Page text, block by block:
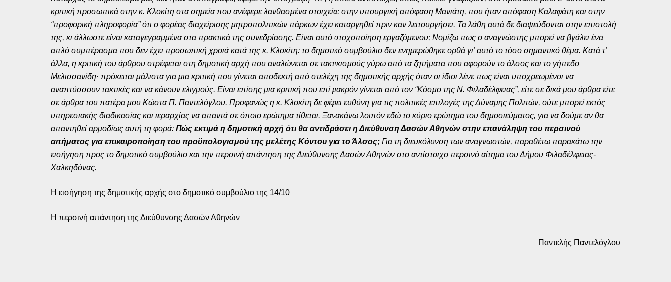
κριτική προσωπικά στην κ. Κλοκίτη στα σημεία που ανέφερε λανθασμένα στοιχεία: στην υπουργική απόφαση Μανιάτη, που ήταν απόφαση Καλαφάτη και στην
“προφορική πληροφορία” ότι ο φορέας διαχείρισης μητροπολιτικών πάρκων έχει καταργηθεί πριν καν λειτουργήσει. Τα λάθη αυτά δε διαψεύδονται στην επιστολή
της, κι άλλωστε είναι καταγεγραμμένα στα πρακτικά της συνεδρίασης. Είναι αυτό στοχοποίηση εργαζόμενου; Νομίζω πως ο αναγνώστης μπορεί να βγάλει ένα
απλό συμπέρασμα που δεν έχει προσωπική χροιά κατά της κ. Κλοκίτη: το δημοτικό συμβούλιο δεν ενημερώθηκε ορθά γι’ αυτό το τόσο σημαντικό θέμα. Κατά τ’
άλλα, η κριτική του άρθρου στρέφεται στη δημοτική αρχή που αναλώνεται σε τακτικισμούς γύρω από τα ζητήματα που αφορούν το άλσος και το γήπεδο
Μελισσανίδη· πρόκειται μάλιστα για μια κριτική που γίνεται αποδεκτή από στελέχη της δημοτικής αρχής όταν οι ίδιοι λένε πως είναι υποχρεωμένοι να
αναπτύσσουν τακτικές και να κάνουν ελιγμούς. Είναι επίσης μια κριτική που επί μακρόν γίνεται από τον “Κόσμο της Ν. Φιλαδέλφειας”, είτε σε δικά μου άρθρα είτε
σε άρθρα του πατέρα μου Κώστα Π. Παντελόγλου. Προφανώς η κ. Κλοκίτη δε φέρει ευθύνη για τις πολιτικές επιλογές της Δύναμης Πολιτών, ούτε μπορεί εκτός
υπηρεσιακής διαδικασίας και ιεραρχίας να απαντά σε όποιο ερώτημα τίθεται. Ξανακάνω λοιπόν εδώ το κύριο ερώτημα του δημοσιεύματος, για να δούμε αν θα
απαντηθεί αρμοδίως αυτή τη φορά: Πώς εκτιμά η δημοτική αρχή ότι θα αντιδράσει η Διεύθυνση Δασών Αθηνών στην επανάληψη του περσινού
αιτήματος για επικαιροποίηση του προϋπολογισμού της μελέτης Κόντου για το Άλσος; Για τη διευκόλυνση των αναγνωστών, παραθέτω παρακάτω την
εισήγηση προς το δημοτικό συμβούλιο και την περσινή απάντηση της Διεύθυνσης Δασών Αθηνών στο αντίστοιχο περσινό αίτημα του Δήμου Φιλαδέλφειας-
Χαλκηδόνας.
Η εισήγηση της δημοτικής αρχής στο δημοτικό συμβούλιο της 14/10
Η περσινή απάντηση της Διεύθυνσης Δασών Αθηνών
Παντελής Παντελόγλου